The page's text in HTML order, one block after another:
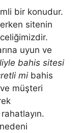
bir konudur.
sitenin
uyun ve
bahis sitesi
mi bahis
müşteri